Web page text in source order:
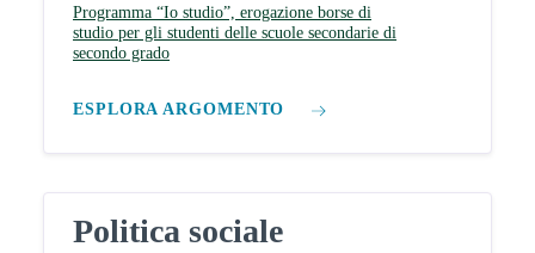
Programma “Io studio”, erogazione borse di
studio per gli studenti delle scuole secondarie di
secondo grado
ESPLORA ARGOMENTO
Politica sociale